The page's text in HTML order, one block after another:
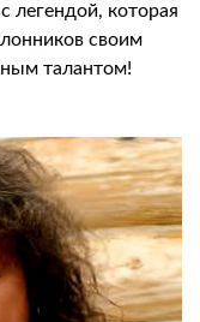
легендой, которая
своим
талантом!